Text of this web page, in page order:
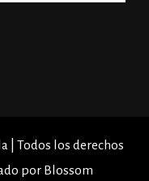
| Todos los derechos
por Blossom